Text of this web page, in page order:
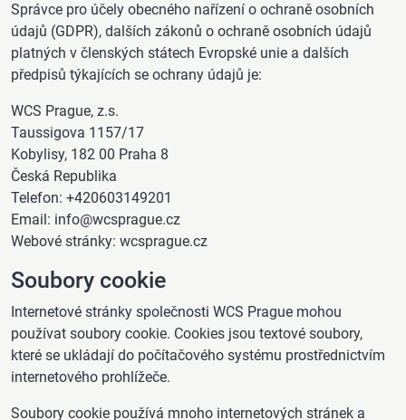
Správce pro účely obecného nařízení o ochraně osobních
údajů (GDPR), dalších zákonů o ochraně osobních údajů
platných v členských státech Evropské unie a dalších
předpisů týkajících se ochrany údajů je:
WCS Prague, z.s.
Taussigova 1157/17
Kobylisy, 182 00 Praha 8
Česká Republika
Telefon: +420603149201
Email: info@wcsprague.cz
Webové stránky: wcsprague.cz
Soubory cookie
Internetové stránky společnosti WCS Prague mohou
používat soubory cookie. Cookies jsou textové soubory,
které se ukládají do počítačového systému prostřednictvím
internetového prohlížeče.
Soubory cookie používá mnoho internetových stránek a